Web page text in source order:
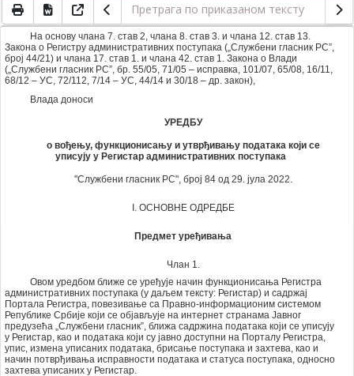
На основу члана 7. став 2, члана 8. став 3. и члана 12. став 13.
Закона о Регистру административних поступака („Службени гласник РС”,
број 44/21) и члана 17. став 1. и члана 42. став 1. Закона о Влади
(„Службени гласник РС”, бр. 55/05, 71/05 – исправка, 101/07, 65/08, 16/11,
68/12 – УС, 72/112, 7/14 – УС, 44/14 и 30/18 – др. закон),
Влада доноси
УРЕДБУ
о вођењу, функционисању и утврђивању података који се
уписују у Регистар административних поступака
"Службени гласник РС", број 84 од 29. јула 2022.
I. ОСНОВНЕ ОДРЕДБЕ
Предмет уређивања
Члан 1.
Овом уредбом ближе се уређује начин функционисања Регистра
административних поступака (у даљем тексту: Регистар) и садржај
Портала Регистра, повезивање са Правно-информационим системом
Републике Србије који се објављује на интернет странама Јавног
предузећа „Службени гласник”, ближа садржина података који се уписују
у Регистар, као и података који су јавно доступни на Порталу Регистра,
упис, измена уписаних података, брисање поступака и захтева, као и
начин потврђивања исправности података и статуса поступака, односно
захтева уписаних у Регистар.